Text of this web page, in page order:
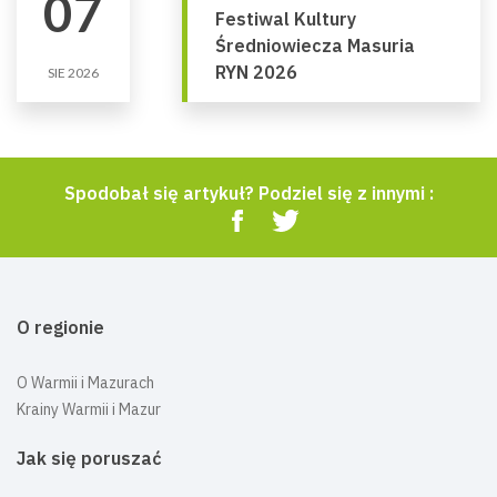
07
SIE 2026
Festiwal Kultury
Średniowiecza Masuria
RYN 2026
Spodobał się artykuł? Podziel się z innymi :
O regionie
O Warmii i Mazurach
Krainy Warmii i Mazur
Jak się poruszać